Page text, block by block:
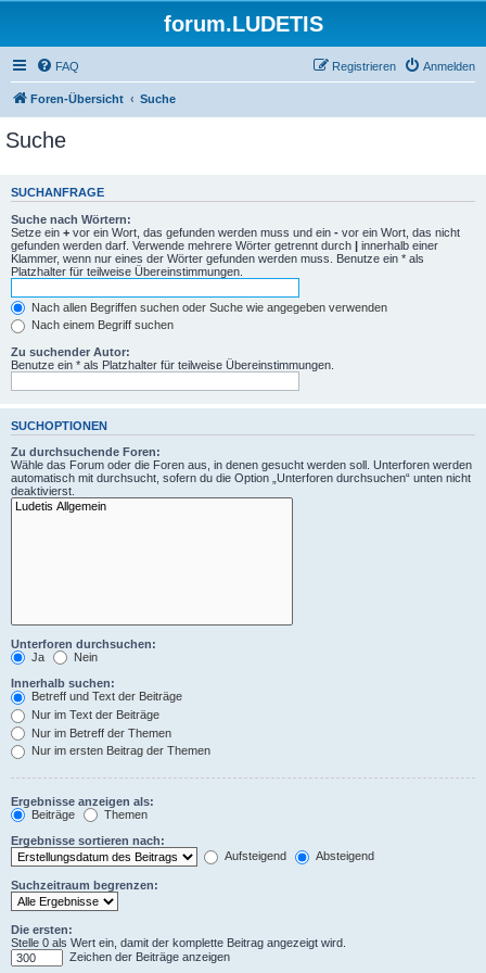
forum.LUDETIS
FAQ Anmelden
Registrieren
Foren-Übersicht Suche
Suche
SUCHANFRAGE
Suche nach Wörtern:
Setze ein + vor ein Wort, das gefunden werden muss und ein - vor ein Wort, das nicht
gefunden werden darf. Verwende mehrere Wörter getrennt durch | innerhalb einer
Klammer, wenn nur eines der Wörter gefunden werden muss. Benutze ein * als
Platzhalter für teilweise Übereinstimmungen.
Nach allen Begriffen suchen oder Suche wie angegeben verwenden
Nach einem Begriff suchen
Zu suchender Autor:
Benutze ein * als Platzhalter für teilweise Übereinstimmungen.
SUCHOPTIONEN
Zu durchsuchende Foren:
Wähle das Forum oder die Foren aus, in denen gesucht werden soll. Unterforen werden
automatisch mit durchsucht, sofern du die Option „Unterforen durchsuchen“ unten nicht
deaktivierst.
Unterforen durchsuchen:
Ja
Nein
Innerhalb suchen:
Betreff und Text der Beiträge
Nur im Text der Beiträge
Nur im Betreff der Themen
Nur im ersten Beitrag der Themen
Ergebnisse anzeigen als:
Beiträge
Themen
Ergebnisse sortieren nach:
Aufsteigend
Absteigend
Suchzeitraum begrenzen:
Die ersten:
Stelle 0 als Wert ein, damit der komplette Beitrag angezeigt wird.
Zeichen der Beiträge anzeigen